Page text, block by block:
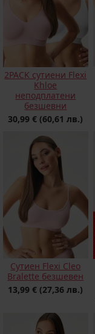
2PACK сутиени Flexi
Khloe
неподплатени
безшевни
30,99 € (60,61 лв.)
Сутиен Flexi Cleo
Bralette безшевен
13,99 € (27,36 лв.)